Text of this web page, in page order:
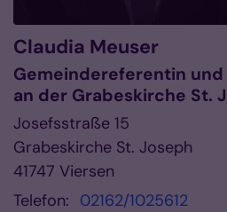
Claudia Meuser
Gemeindereferentin
an der Grabeskirche St.
Josefsstraße 15
Grabeskirche St. Joseph
41747 Viersen
Telefon: 02162/1025612